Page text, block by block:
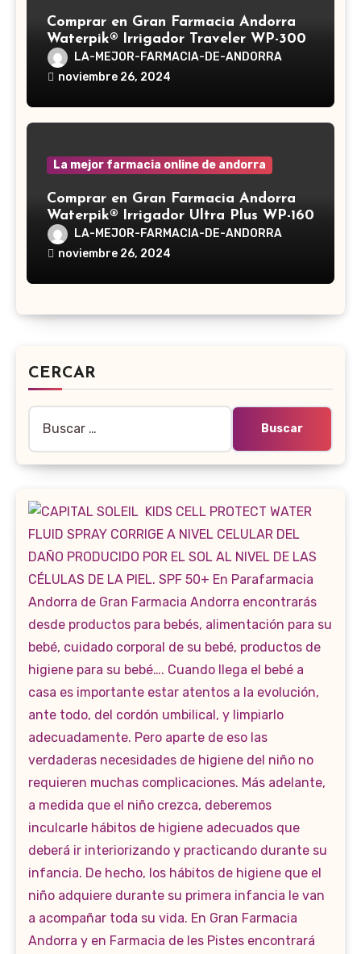
Comprar en Gran Farmacia Andorra
Waterpik® Irrigador Traveler WP-300
LA-MEJOR-FARMACIA-DE-ANDORRA
noviembre 26, 2024
La mejor farmacia online de andorra
Comprar en Gran Farmacia Andorra
Waterpik® Irrigador Ultra Plus WP-160
LA-MEJOR-FARMACIA-DE-ANDORRA
noviembre 26, 2024
CERCAR